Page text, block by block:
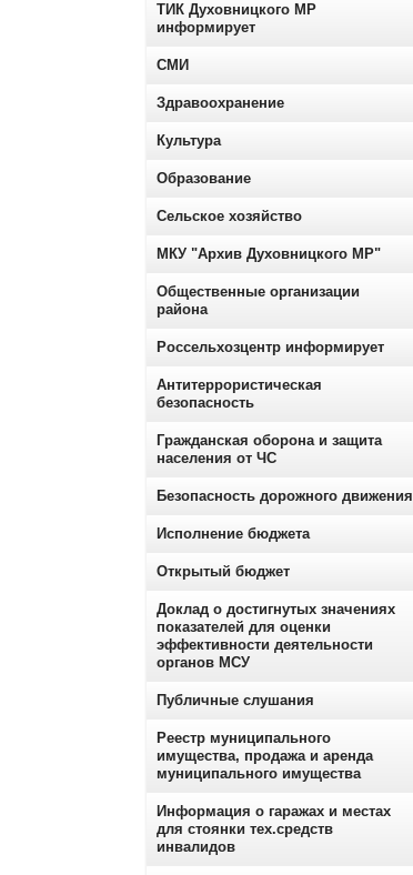
ТИК Духовницкого МР
информирует
СМИ
Здравоохранение
Культура
Образование
Сельское хозяйство
МКУ "Архив Духовницкого МР"
Общественные организации
района
Россельхозцентр информирует
Антитеррористическая
безопасность
Гражданская оборона и защита
населения от ЧС
Безопасность дорожного движения
Исполнение бюджета
Открытый бюджет
Доклад о достигнутых значениях
показателей для оценки
эффективности деятельности
органов МСУ
Публичные слушания
Реестр муниципального
имущества, продажа и аренда
муниципального имущества
Информация о гаражах и местах
для стоянки тех.средств
инвалидов